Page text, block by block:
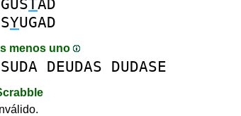
TAD
YUGAD
menos uno
DEUDAS DUDASE